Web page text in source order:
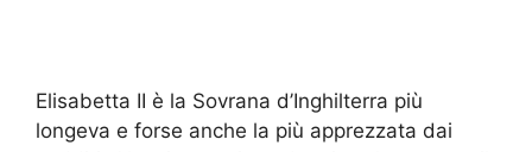
Elisabetta II è la Sovrana d’Inghilterra più
longeva e forse anche la più apprezzata dai